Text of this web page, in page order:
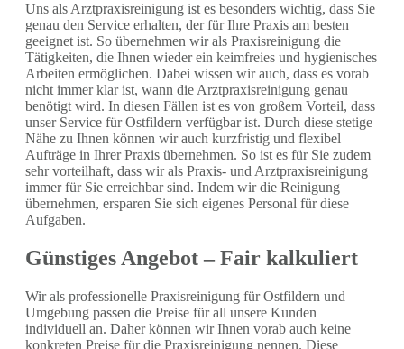
Uns als Arztpraxisreinigung ist es besonders wichtig, dass Sie
genau den Service erhalten, der für Ihre Praxis am besten
geeignet ist. So übernehmen wir als Praxisreinigung die
Tätigkeiten, die Ihnen wieder ein keimfreies und hygienisches
Arbeiten ermöglichen. Dabei wissen wir auch, dass es vorab
nicht immer klar ist, wann die Arztpraxisreinigung genau
benötigt wird. In diesen Fällen ist es von großem Vorteil, dass
unser Service für Ostfildern verfügbar ist. Durch diese stetige
Nähe zu Ihnen können wir auch kurzfristig und flexibel
Aufträge in Ihrer Praxis übernehmen. So ist es für Sie zudem
sehr vorteilhaft, dass wir als Praxis- und Arztpraxisreinigung
immer für Sie erreichbar sind. Indem wir die Reinigung
übernehmen, ersparen Sie sich eigenes Personal für diese
Aufgaben.
Günstiges Angebot – Fair kalkuliert
Wir als professionelle Praxisreinigung für Ostfildern und
Umgebung passen die Preise für all unsere Kunden
individuell an. Daher können wir Ihnen vorab auch keine
konkreten Preise für die Praxisreinigung nennen. Diese